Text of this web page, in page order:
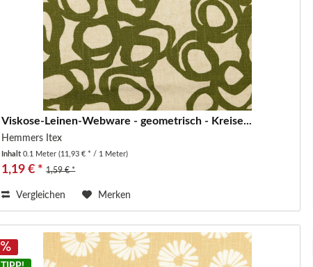
Viskose-Leinen-Webware - geometrisch - Kreise...
Hemmers Itex
Inhalt0.1 Meter(11,93 € * / 1 Meter)
1,19 € * 1,59 € *
Vergleichen Merken